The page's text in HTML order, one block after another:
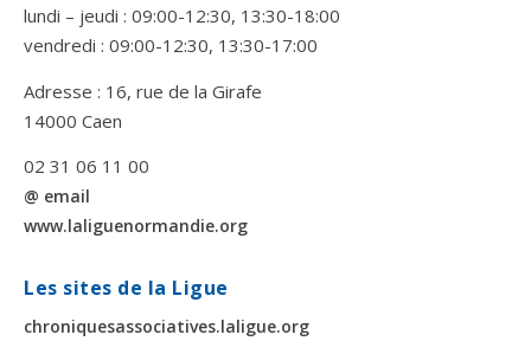
lundi – jeudi : 09:00-12:30, 13:30-18:00
vendredi : 09:00-12:30, 13:30-17:00
Adresse : 16, rue de la Girafe
14000 Caen
02 31 06 11 00
@ email
www.laliguenormandie.org
Les sites de la Ligue
chroniquesassociatives.laligue.org